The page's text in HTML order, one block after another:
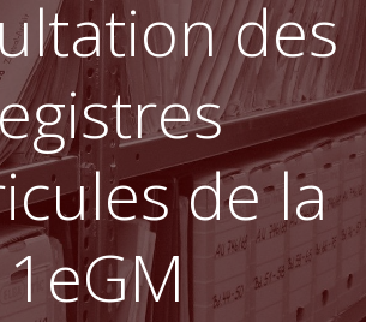
des
de la
1eGM